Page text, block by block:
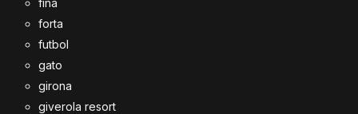
fina
forta
futbol
gato
girona
giverola resort